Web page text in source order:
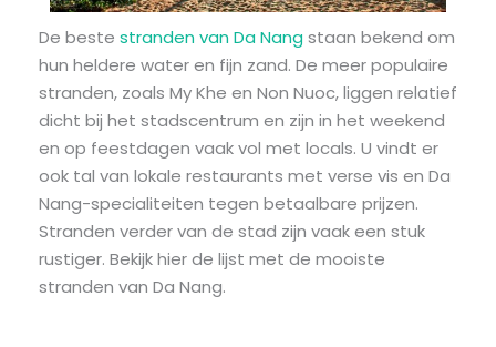
De beste stranden van Da Nang staan ​​bekend om
hun heldere water en fijn zand. De meer populaire
stranden, zoals My Khe en Non Nuoc, liggen relatief
dicht bij het stadscentrum en zijn in het weekend
en op feestdagen vaak vol met locals. U vindt er
ook tal van lokale restaurants met verse vis en Da
Nang-specialiteiten tegen betaalbare prijzen.
Stranden verder van de stad zijn vaak een stuk
rustiger. Bekijk hier de lijst met de mooiste
stranden van Da Nang.